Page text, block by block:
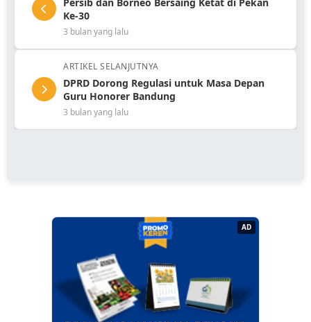
Ke-30
3 bulan yang lalu
ARTIKEL SELANJUTNYA
DPRD Dorong Regulasi untuk Masa Depan
Guru Honorer Bandung
3 bulan yang lalu
AD